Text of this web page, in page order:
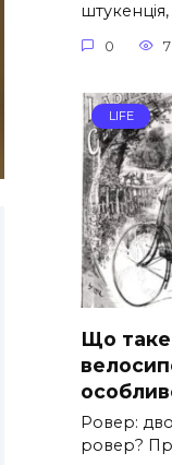
0 7
LIFE
Що таке
Ровер:
ровер?